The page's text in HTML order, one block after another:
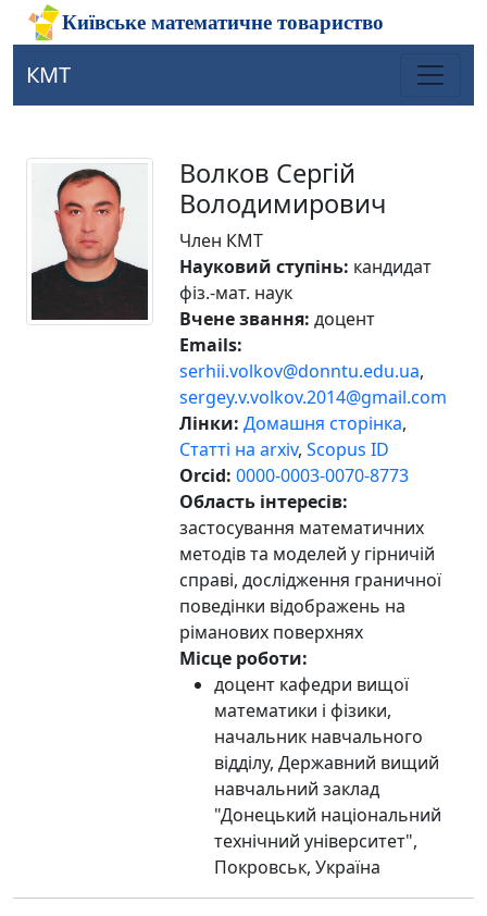
КМТ
Волков Сергій
Володимирович
Член КМТ
Науковий ступінь: кандидат
фіз.-мат. наук
Вчене звання: доцент
Emails:
serhii.volkov@donntu.edu.ua,
sergey.v.volkov.2014@gmail.com
Лінки: Домашня сторінка,
Статті на arxiv,Scopus ID
Orcid: 0000-0003-0070-8773
Область інтересів:
застосування математичних
методів та моделей у гірничій
справі, дослідження граничної
поведінки відображень на
ріманових поверхнях
Місце роботи:
доцент кафедри вищої
математики і фізики,
начальник навчального
відділу, Державний вищий
навчальний заклад
"Донецький національний
технічний університет",
Покровськ, Україна